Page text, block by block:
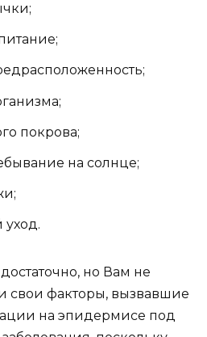
покрова;
на солнце;
но Вам не
свои факторы, вызвавшие
на эпидермисе под